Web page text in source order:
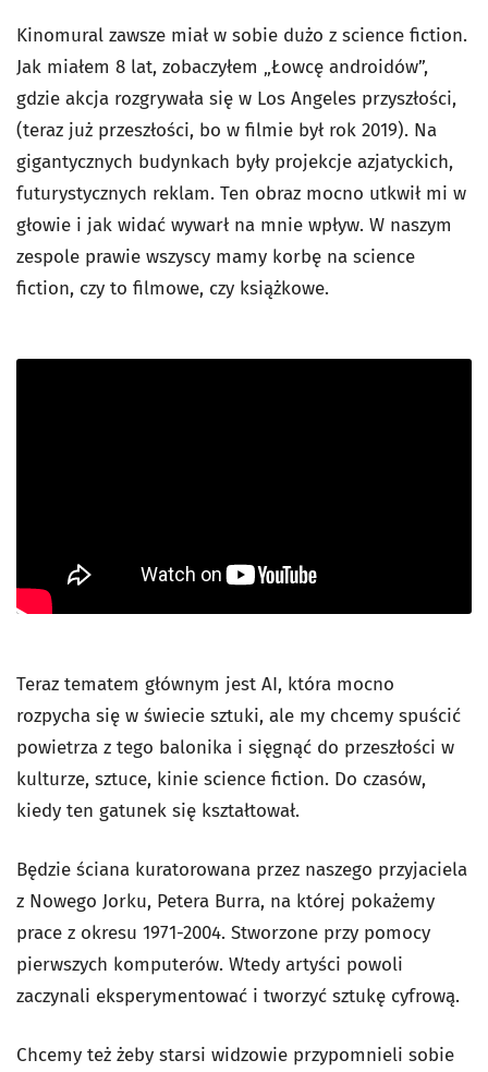
Kinomural zawsze miał w sobie dużo z science fiction.
Jak miałem 8 lat, zobaczyłem „Łowcę androidów”,
gdzie akcja rozgrywała się w Los Angeles przyszłości,
(teraz już przeszłości, bo w filmie był rok 2019). Na
gigantycznych budynkach były projekcje azjatyckich,
futurystycznych reklam. Ten obraz mocno utkwił mi w
głowie i jak widać wywarł na mnie wpływ. W naszym
zespole prawie wszyscy mamy korbę na science
fiction, czy to filmowe, czy książkowe.
Teraz tematem głównym jest AI, która mocno
rozpycha się w świecie sztuki, ale my chcemy spuścić
powietrza z tego balonika i sięgnąć do przeszłości w
kulturze, sztuce, kinie science fiction. Do czasów,
kiedy ten gatunek się kształtował.
Będzie ściana kuratorowana przez naszego przyjaciela
z Nowego Jorku, Petera Burra, na której pokażemy
prace z okresu 1971-2004. Stworzone przy pomocy
pierwszych komputerów. Wtedy artyści powoli
zaczynali eksperymentować i tworzyć sztukę cyfrową.
Chcemy też żeby starsi widzowie przypomnieli sobie